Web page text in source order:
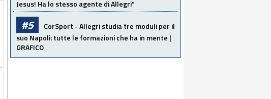
Jesus! Ha lo stesso agente di Allegri"
#5 CorSport - Allegri studia tre moduli per il
suo Napoli: tutte le formazioni che ha in mente |
GRAFICO